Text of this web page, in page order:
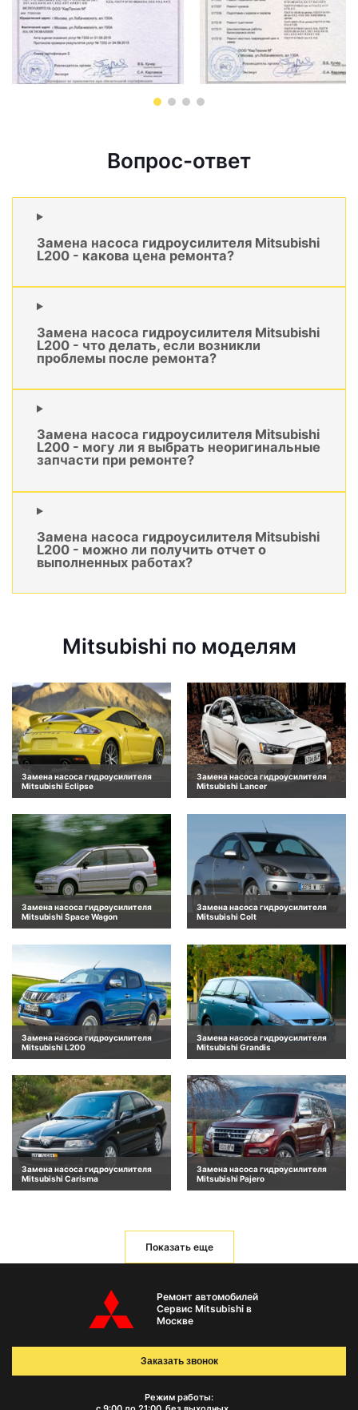
Вопрос-ответ
Замена насоса гидроусилителя Mitsubishi
L200 - какова цена ремонта?
Замена насоса гидроусилителя Mitsubishi
L200 - что делать, если возникли
проблемы после ремонта?
Замена насоса гидроусилителя Mitsubishi
L200 - могу ли я выбрать неоригинальные
запчасти при ремонте?
Замена насоса гидроусилителя Mitsubishi
L200 - можно ли получить отчет о
выполненных работах?
Mitsubishi по моделям
Замена насоса гидроусилителя
Mitsubishi Eclipse
Замена насоса гидроусилителя
Mitsubishi Lancer
Замена насоса гидроусилителя
Mitsubishi Space Wagon
Замена насоса гидроусилителя
Mitsubishi Colt
Замена насоса гидроусилителя
Mitsubishi L200
Замена насоса гидроусилителя
Mitsubishi Grandis
Замена насоса гидроусилителя
Mitsubishi Carisma
Замена насоса гидроусилителя
Mitsubishi Pajero
Показать еще
Ремонт автомобилей
Сервис Mitsubishi в
Москве
Режим работы:
Заказать звонок